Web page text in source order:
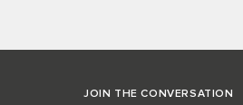
JOIN THE CONVERSATION